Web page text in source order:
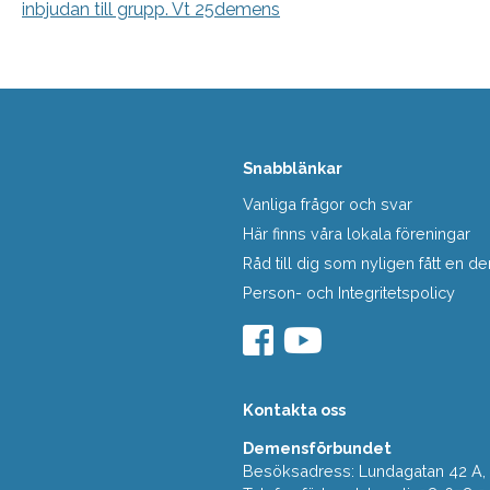
inbjudan till grupp. Vt 25demens
Snabblänkar
Vanliga frågor och svar
Här finns våra lokala föreningar
Råd till dig som nyligen fått en
Person- och Integritetspolicy
Kontakta oss
Demensförbundet
Besöksadress: Lundagatan 42 A,